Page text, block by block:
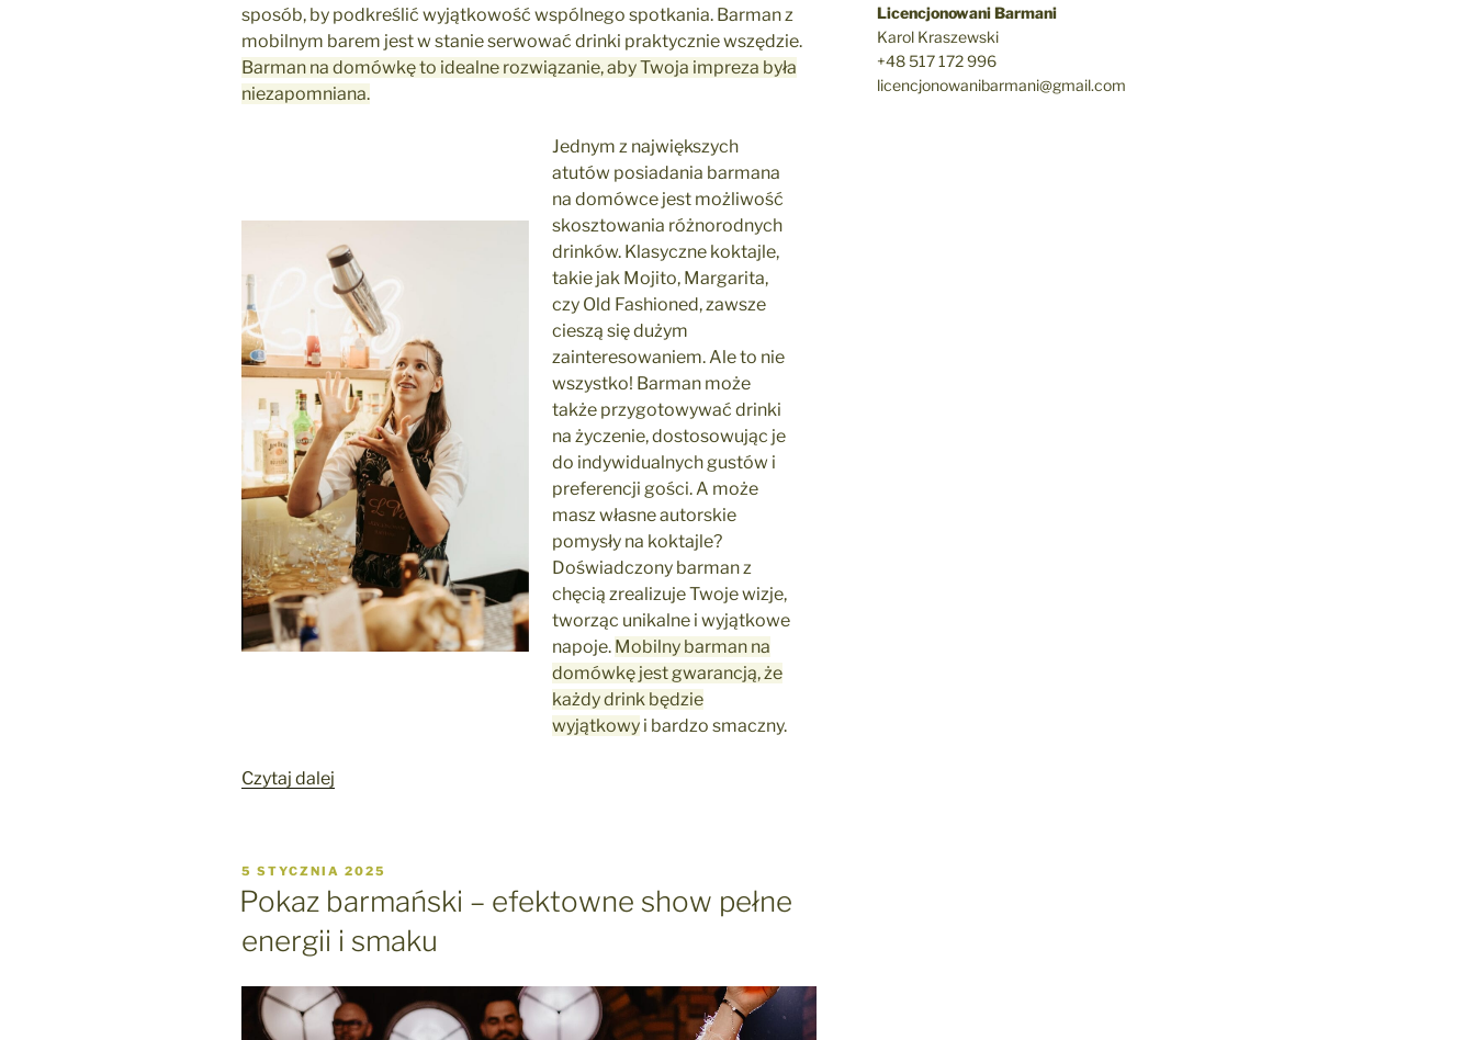
sposób, by podkreślić wyjątkowość wspólnego spotkania. Barman z
mobilnym barem jest w stanie serwować drinki praktycznie wszędzie.
Barman na domówkę to idealne rozwiązanie, aby Twoja impreza była
niezapomniana.
Jednym z największych
atutów posiadania barmana
na domówce jest możliwość
skosztowania różnorodnych
drinków. Klasyczne koktajle,
takie jak Mojito, Margarita,
czy Old Fashioned, zawsze
cieszą się dużym
zainteresowaniem. Ale to nie
wszystko! Barman może
także przygotowywać drinki
na życzenie, dostosowując je
do indywidualnych gustów i
preferencji gości. A może
masz własne autorskie
pomysły na koktajle?
Doświadczony barman z
chęcią zrealizuje Twoje wizje,
tworząc unikalne i wyjątkowe
napoje. Mobilny barman na
domówkę jest gwarancją, że
każdy drink będzie
wyjątkowy i bardzo smaczny.
Czytaj dalej
sposób
na
niezapomnianą
w
domu”
OPUBLIKOWANE
W
5 STYCZNIA 2025
Pokaz barmański – efektowne show pełne
energii i smaku
Licencjonowani Barmani
Karol Kraszewski
+48 517 172 996
licencjonowanibarmani@gmail.com